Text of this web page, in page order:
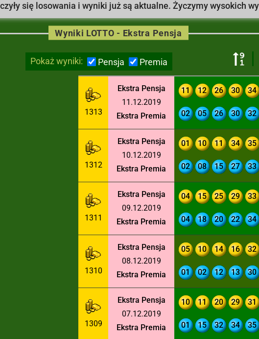
się losowania i wyniki już są aktualne. Życzymy wysokich
Pokaż wyniki: Pensja Premia
Wyniki LOTTO - Ekstra Pensja
1313
Ekstra Pensja
11.12.2019
Ekstra Premia
11 12 26 30 34
02 05 26 30 32
1312
Ekstra Pensja
10.12.2019
Ekstra Premia
01 10 11 34 35
02 08 15 27 33
1311
Ekstra Pensja
09.12.2019
Ekstra Premia
04 15 25 29 33
04 18 20 22 34
1310
Ekstra Pensja
08.12.2019
Ekstra Premia
05 10 14 16 32
01 02 12 13 30
1309
Ekstra Pensja
07.12.2019
Ekstra Premia
10 11 20 29 31
01 15 32 34 35